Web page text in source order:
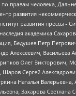
по правам человека,
развития прессы -
академика
Бедушев Петр
Алексеевич,
Олег Викторович,
Сергей
Наталья
Захарова